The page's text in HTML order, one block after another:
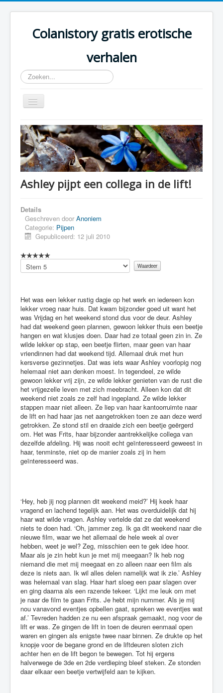
Colanistory gratis erotische
verhalen
Zoeken...
Schakelen
navigatie
Colanistory.eu - Erotische verhalen - Home
Ashley pijpt een collega in de lift!
Details
Geschreven door Anoniem
Categorie: Pijpen
Gepubliceerd: 12 juli 2010
Voeg
waardering
Het was een lekker rustig dagje op het werk en iedereen kon
lekker vroeg naar huis. Dat kwam bijzonder goed uit want het
was Vrijdag en het weekend stond dus voor de deur. Ashley
had dat weekend geen plannen, gewoon lekker thuis een beetje
hangen en wat klusjes doen. Daar had ze totaal geen zin in. Ze
wilde lekker op stap, een beetje flirten, maar geen van haar
vriendinnen had dat weekend tijd. Allemaal druk met hun
kersverse gezinnetjes. Dat was iets waar Ashley voorlopig nog
helemaal niet aan denken moest. In tegendeel, ze wilde
gewoon lekker vrij zijn, ze wilde lekker genieten van de rust die
het vrijgezelle leven met zich meebracht. Alleen kon dat dit
weekend niet zoals ze zelf had ingepland. Ze wilde lekker
stappen maar niet alleen. Ze liep van haar kantoorruimte naar
de lift en had haar jas net aangetrokken toen ze aan deze werd
getrokken. Ze stond stil en draaide zich een beetje geërgerd
om. Het was Frits, haar bijzonder aantrekkelijke collega van
dezelfde afdeling. Hij was nooit echt geïnteresseerd geweest in
haar, tenminste, niet op de manier zoals zij in hem
geïnteresseerd was.
‘Hey, heb jij nog plannen dit weekend meid?’ Hij keek haar
vragend en lachend tegelijk aan. Het was overduidelijk dat hij
haar wat wilde vragen. Ashley vertelde dat ze dat weekend
niets te doen had. ‘Oh, jammer zeg. Ik ga dit weekend naar die
nieuwe film, waar we het allemaal de hele week al over
hebben, weet je wel? Zeg, misschien een te gek idee hoor.
Maar als je zin hebt kun je met mij meegaan? Ik heb nog
niemand die met mij meegaat en zo alleen naar een film als
deze is niets aan. Ik wil alles delen namelijk wat ik zie.’ Ashley
was helemaal van slag. Haar hart sloeg een paar slagen over
en ging daarna als een razende tekeer. ‘Lijkt me leuk om met
je naar de film te gaan Frits. Je hebt mijn nummer. Als je mij
nou vanavond eventjes opbellen gaat, spreken we eventjes wat
af.’ Tevreden hadden ze nu een afspraak gemaakt, nog voor de
lift er was. Ze gingen de lift in toen de deuren eenmaal open
waren en gingen als enigste twee naar binnen. Ze drukte op het
knopje voor de begane grond en de liftdeuren sloten zich
achter hen en de lift begon te bewegen. Tot hij ergens
halverwege de 3de en 2de verdieping bleef steken. Ze stonden
daar elkaar een beetje vertwijfeld aan te kijken.